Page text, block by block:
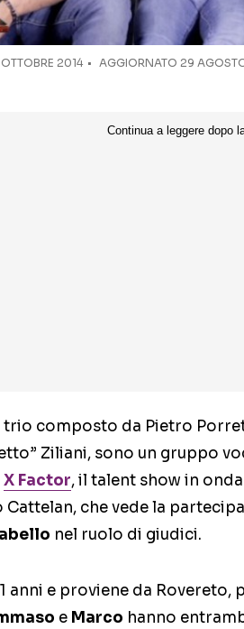
OTTOBRE 2014 AGGIORNATO 29
trio composto da Pietro
Ziliani, sono un gruppo
X Factor, il talent show in
Cattelan, che vede la
nel ruolo di giudici.
anni e proviene da
e Marco hanno